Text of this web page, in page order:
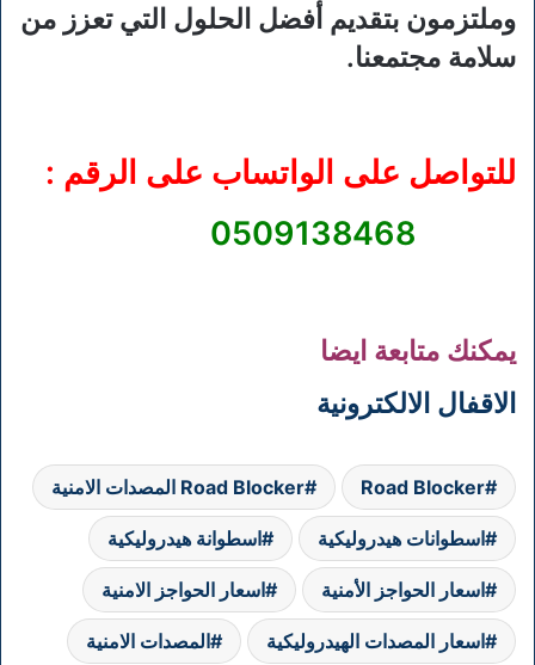
وملتزمون بتقديم أفضل الحلول التي تعزز من
سلامة مجتمعنا.
للتواصل على الواتساب على الرقم :
يمكنك متابعة ايضا
الاقفال الالكترونية
Road Blocker Road Blocker المصدات الامنية
اسطوانات هيدروليكية اسطوانة هيدروليكية
اسعار الحواجز الأمنية اسعار الحواجز الامنية
اسعار المصدات الهيدروليكية المصدات الامنية